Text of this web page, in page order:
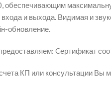
и выхода. Видимая и
обновление.
Cертификат
КП или консультации Вы